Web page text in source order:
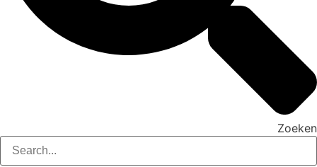
Zoeken